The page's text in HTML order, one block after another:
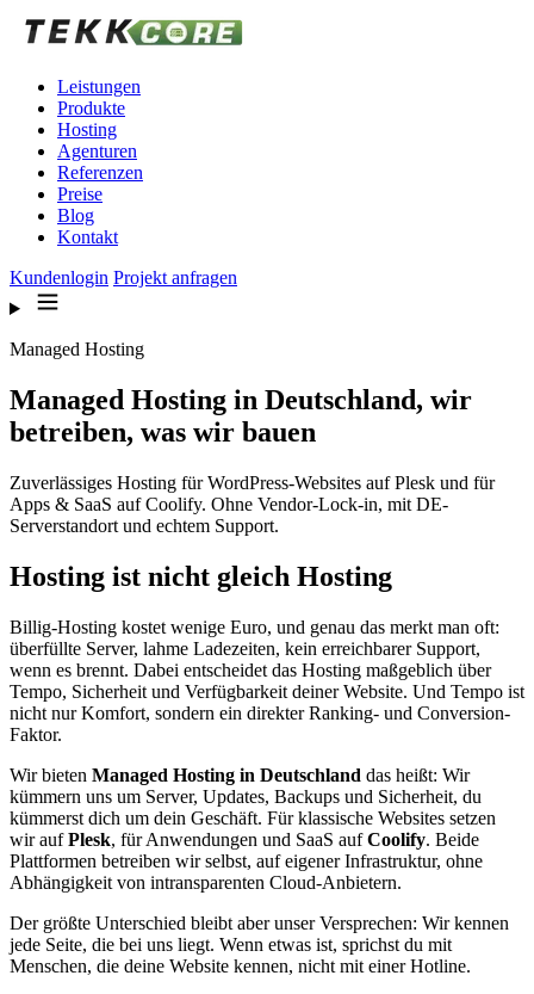
Zum Inhalt springen
Leistungen
Produkte
Hosting
Agenturen
Referenzen
Preise
Blog
Kontakt
Kundenlogin Projekt anfragen
Managed Hosting
Managed Hosting in Deutschland, wir
betreiben, was wir bauen
Zuverlässiges Hosting für WordPress-Websites auf Plesk und für
Apps & SaaS auf Coolify. Ohne Vendor-Lock-in, mit DE-
Serverstandort und echtem Support.
Hosting ist nicht gleich Hosting
Billig-Hosting kostet wenige Euro, und genau das merkt man oft:
überfüllte Server, lahme Ladezeiten, kein erreichbarer Support,
wenn es brennt. Dabei entscheidet das Hosting maßgeblich über
Tempo, Sicherheit und Verfügbarkeit deiner Website. Und Tempo ist
nicht nur Komfort, sondern ein direkter Ranking- und Conversion-
Faktor.
Wir bieten Managed Hosting in Deutschland das heißt: Wir
kümmern uns um Server, Updates, Backups und Sicherheit, du
kümmerst dich um dein Geschäft. Für klassische Websites setzen
wir aufPlesk, für Anwendungen und SaaS aufCoolify. Beide
Plattformen betreiben wir selbst, auf eigener Infrastruktur, ohne
Abhängigkeit von intransparenten Cloud-Anbietern.
Der größte Unterschied bleibt aber unser Versprechen: Wir kennen
jede Seite, die bei uns liegt. Wenn etwas ist, sprichst du mit
Menschen, die deine Website kennen, nicht mit einer Hotline.